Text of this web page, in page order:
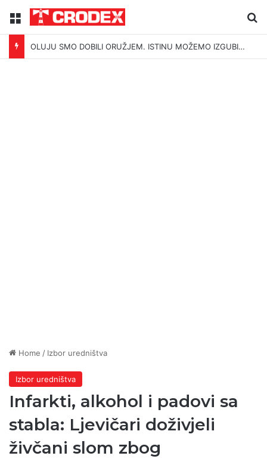
Menu
OLUJU SMO DOBILI ORUŽJEM. ISTINU MOŽEMO IZGUBITI ŠUTNJOM.
Home / Izbor uredništva
Izbor uredništva
Infarkti, alkohol i padovi sa
stabla: Ljevičari doživjeli
živčani slom zbog